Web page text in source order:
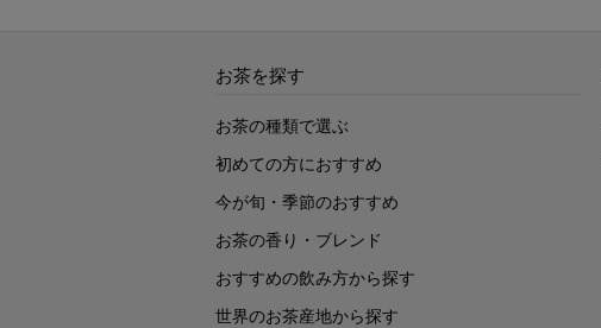
お茶を探す
お茶の種類で選ぶ
初めての方におすすめ
今が旬・季節のおすすめ
お茶の香り・ブレンド
おすすめの飲み方から探す
世界のお茶産地から探す